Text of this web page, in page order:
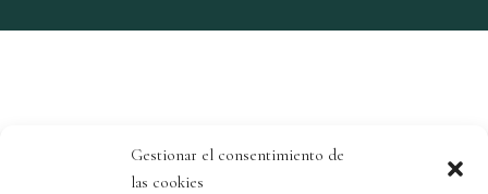
Gestionar el consentimiento de
las cookies